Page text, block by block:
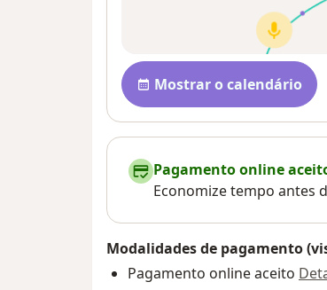
Disponibilidade
Mostrar o calendário
Pagamento online
Economize tempo antes
Modalidades de pagamento
Pagamento online aceito